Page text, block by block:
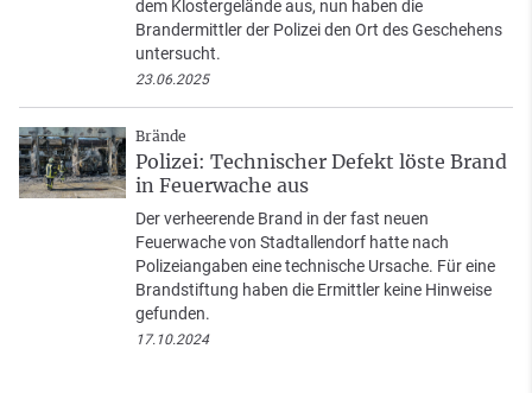
dem Klostergelände aus, nun haben die
Brandermittler der Polizei den Ort des Geschehens
untersucht.
23.06.2025
Brände
Polizei: Technischer Defekt löste Brand
in Feuerwache aus
Der verheerende Brand in der fast neuen
Feuerwache von Stadtallendorf hatte nach
Polizeiangaben eine technische Ursache. Für eine
Brandstiftung haben die Ermittler keine Hinweise
gefunden.
17.10.2024